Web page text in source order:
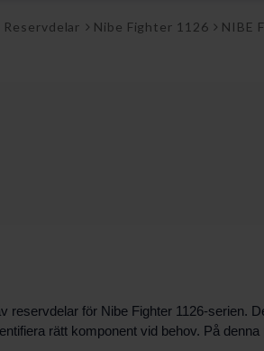
Nibe Fighter 1126 NIBE
reservdelar för Nibe Fighter 1126-serien.
rätt komponent vid behov. På